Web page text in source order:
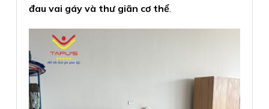
đau vai gáy và thư giãn cơ thể.